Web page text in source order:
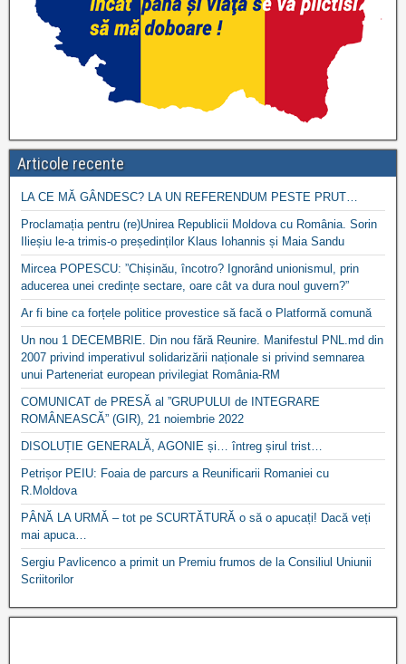
Articole recente
LA CE MĂ GÂNDESC? LA UN REFERENDUM PESTE PRUT…
Proclamația pentru (re)Unirea Republicii Moldova cu România. Sorin
Ilieșiu le-a trimis-o președinților Klaus Iohannis și Maia Sandu
Mircea POPESCU: ”Chișinău, încotro? Ignorând unionismul, prin
aducerea unei credințe sectare, oare cât va dura noul guvern?”
Ar fi bine ca forțele politice provestice să facă o Platformă comună
Un nou 1 DECEMBRIE. Din nou fără Reunire. Manifestul PNL.md din
2007 privind imperativul solidarizării naționale si privind semnarea
unui Parteneriat european privilegiat România-RM
COMUNICAT de PRESĂ al ”GRUPULUI de INTEGRARE
ROMÂNEASCĂ” (GIR), 21 noiembrie 2022
DISOLUȚIE GENERALĂ, AGONIE și… întreg șirul trist…
Petrișor PEIU: Foaia de parcurs a Reunificarii Romaniei cu
R.Moldova
PÂNĂ LA URMĂ – tot pe SCURTĂTURĂ o să o apucați! Dacă veți
mai apuca…
Sergiu Pavlicenco a primit un Premiu frumos de la Consiliul Uniunii
Scriitorilor